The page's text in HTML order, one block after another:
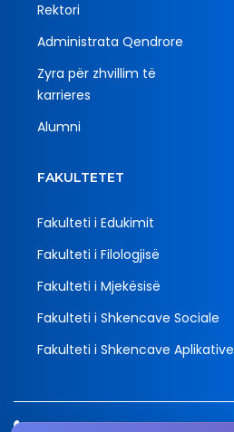
Rektori
Administrata Qendrore
Zyra për zhvillim të
karrieres
Alumni
FAKULTETET
Fakulteti i Edukimit
Fakulteti i Filologjisë
Fakulteti i Mjekësisë
Fakulteti i Shkencave Sociale
Fakulteti i Shkencave Aplikative
Tel.